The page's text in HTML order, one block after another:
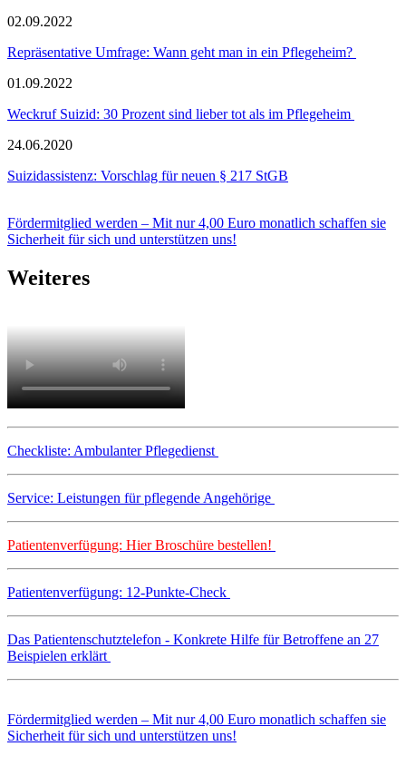
02.09.2022
Repräsentative Umfrage: Wann geht man in ein Pflegeheim?
01.09.2022
Weckruf Suizid: 30 Prozent sind lieber tot als im Pflegeheim
24.06.2020
Suizidassistenz: Vorschlag für neuen § 217 StGB
Fördermitglied werden – Mit nur 4,00 Euro monatlich schaffen sie
Sicherheit für sich und unterstützen uns!
Weiteres
Checkliste: Ambulanter Pflegedienst
Service: Leistungen für pflegende Angehörige
Patientenverfügung: Hier Broschüre bestellen!
Patientenverfügung: 12-Punkte-Check
Das Patientenschutztelefon - Konkrete Hilfe für Betroffene an 27
Beispielen erklärt
Fördermitglied werden – Mit nur 4,00 Euro monatlich schaffen sie
Sicherheit für sich und unterstützen uns!